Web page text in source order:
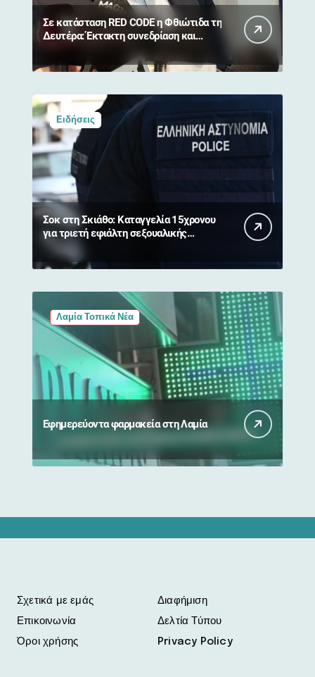
Σε κατάσταση RED CODE η Φθιώτιδα τη
Δευτέρα: Έκτακτη συνεδρίαση και
απαγόρευση κυκλοφορίας σε δάση
Ειδήσεις
Σοκ στη Σκιάθο: Καταγγελία 15χρονου
για τριετή εφιάλτη σεξουαλικής
κακοποίησης και εκβιασμών από
17χρονο
Λαμία Τοπικά Νέα
Εφημερεύοντα φαρμακεία στη Λαμία
Σχετικά με εμάς
Επικοινωνία
Όροι χρήσης
Διαφήμιση
Δελτία Τύπου
Privacy Policy